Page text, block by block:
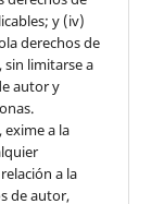
y (iv)
derechos de
limitarse a
autor y
a la
a la
de autor,